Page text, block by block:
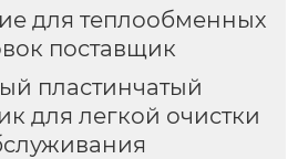
для теплообменных
поставщик
пластинчатый
для легкой очистки